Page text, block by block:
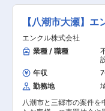
員数100人を計画してお
からベテラン社員まで
外のイベントでは従業員
型のものもあります。
ュニケーションを図るこ
し、人生を楽しみながら
す。 また、社員の頑張り
する環境で報奨金、MVP
て豊富な経験を活かして
ント】 エンクルグルー
地域密着型企業として
リフォームなど、ワン
ております。 人に、街に
ンに不動産を軸に、地域
で支えるライフクリエイ
を基軸とし、衣食住など
ントを支える企業を目指
実現に向け、2030年に
100人を計画しておりま
ベテラン社員まで幅広
【八潮市大瀬】
エンクル株式会社
業種 / 職種
年収
勤務地
八潮市と三郷市の案件を